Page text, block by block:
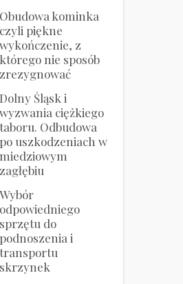
Obudowa kominka
czyli piękne
wykończenie, z
którego nie sposób
zrezygnować
Dolny Śląsk i
wyzwania ciężkiego
taboru. Odbudowa
po uszkodzeniach w
miedziowym
zagłębiu
Wybór
odpowiedniego
sprzętu do
podnoszenia i
transportu
skrzynek